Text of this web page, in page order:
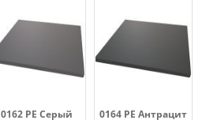
0162 PE Серый
0164 PE Антрацит